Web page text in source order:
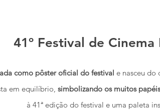
41º Festival de
como pôster oficial do festival e nasceu do
em equilíbrio, simbolizando os muitos
à 41ª edição do festival e uma paleta